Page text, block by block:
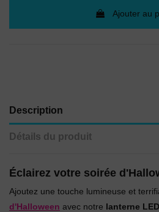
Ajouter au
Description
Détails du produit
Éclairez votre soirée
Ajoutez une touche lumineuse et
d'Halloween avec notre lanterne